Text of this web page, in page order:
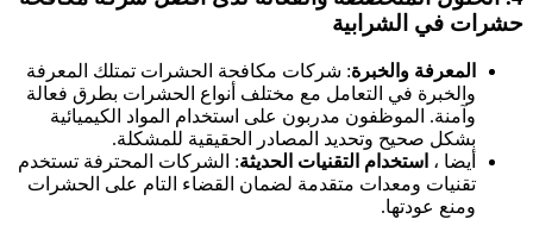
في الشرابية
المعرفة والخبرة : شركات مكافحة الحشرات تمتلك المعرفة
والخبرة في التعامل مع مختلف أنواع الحشرات بطرق فعالة
وآمنة. الموظفون مدربون على استخدام المواد الكيميائية
بشكل صحيح وتحديد المصادر الحقيقية للمشكلة.
أيضا ، استخدام التقنيات الحديثة: الشركات المحترفة تستخدم
تقنيات ومعدات متقدمة لضمان القضاء التام على الحشرات
ومنع عودتها.